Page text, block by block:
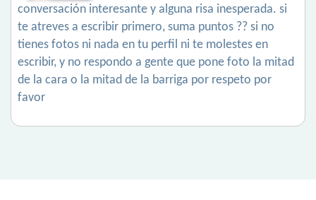
conversación interesante y alguna risa inesperada. si
te atreves a escribir primero, suma puntos ?? si no
tienes fotos ni nada en tu perfil ni te molestes en
escribir, y no respondo a gente que pone foto la mitad
de la cara o la mitad de la barriga por respeto por
favor